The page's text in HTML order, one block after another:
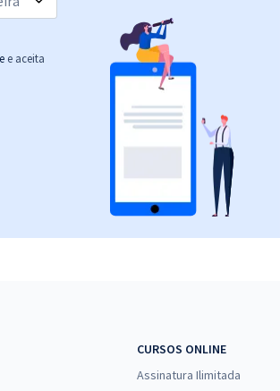
e aceita
CURSOS ONLINE
Assinatura Ilimitada